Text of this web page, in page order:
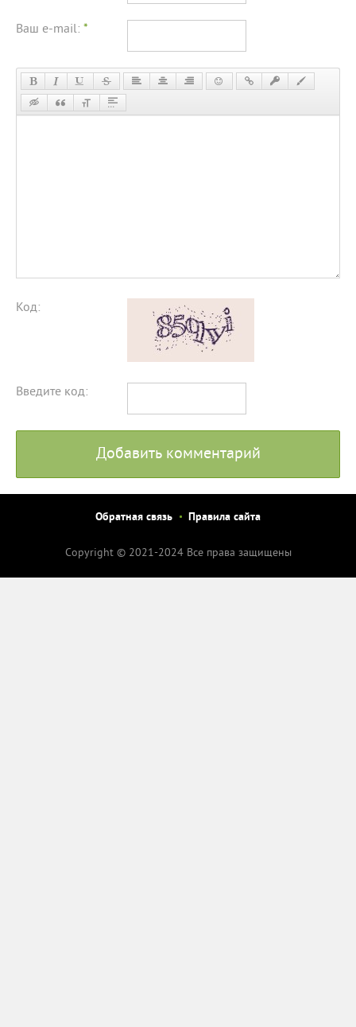
Ваш e-mail: *
Код:
Введите код:
Добавить комментарий
Обратная связь Правила сайта
Copyright © 2021-2024 Все права защищены